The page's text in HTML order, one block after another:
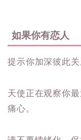
如果你有恋人
提示你加深彼此关
天使正在观察你
痛心。